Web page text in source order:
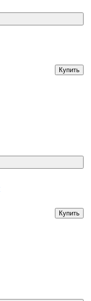
Купить
Купить